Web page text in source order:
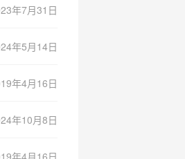
年7月31日
年5月14日
年4月16日
年10月8日
年4月16日